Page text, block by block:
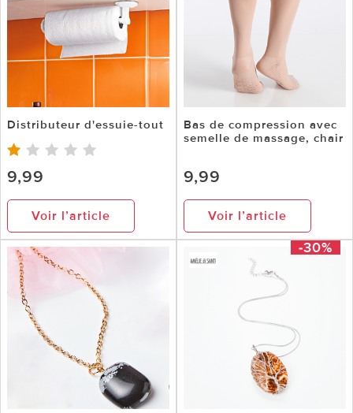
Distributeur d'essuie-tout
9,99
Voir l’article
Bas de compression avec
semelle de massage, chair
9,99
Voir l’article
-30%